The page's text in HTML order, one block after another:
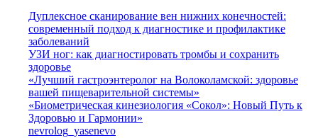
Дуплексное сканирование вен нижних конечностей:
современный подход к диагностике и профилактике
заболеваний
УЗИ ног: как диагностировать тромбы и сохранить
здоровье
«Лучший гастроэнтеролог на Волоколамской: здоровье
вашей пищеварительной системы»
«Биометрическая кинезиология «Сокол»: Новый Путь к
Здоровью и Гармонии»
nevrolog_yasenevo